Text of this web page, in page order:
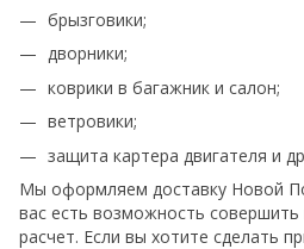
брызговики;
дворники;
коврики в багажник и салон;
ветровики;
защита картера двигателя и
Мы оформляем доставку Новой
вас есть возможность
расчет. Если вы хотите сделать